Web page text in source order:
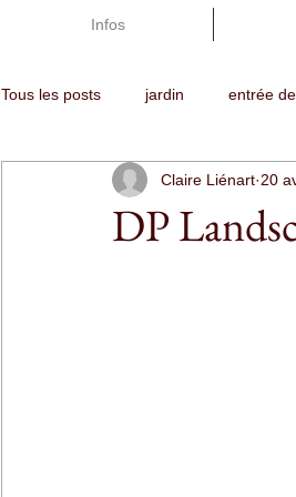
Infos
Tous les posts jardin entrée
architecte de jardins
DP
Claire Liénart 20